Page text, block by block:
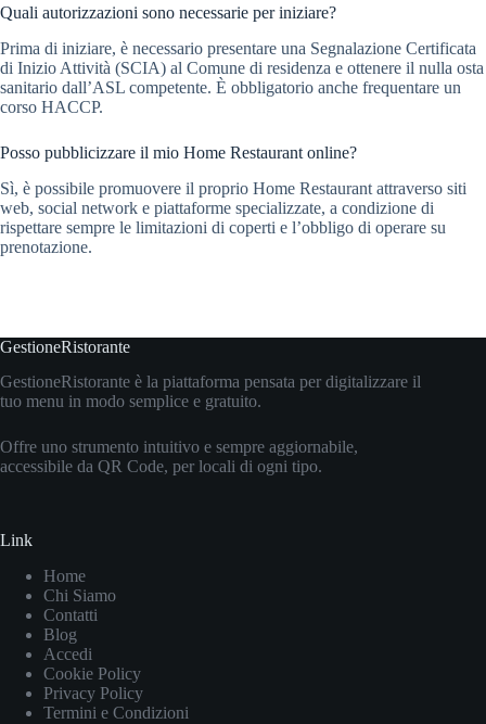
Quali autorizzazioni sono necessarie per iniziare?
Prima di iniziare, è necessario presentare una Segnalazione Certificata
di Inizio Attività (SCIA) al Comune di residenza e ottenere il nulla osta
sanitario dall’ASL competente. È obbligatorio anche frequentare un
corso HACCP.
Posso pubblicizzare il mio Home Restaurant online?
Sì, è possibile promuovere il proprio Home Restaurant attraverso siti
web, social network e piattaforme specializzate, a condizione di
rispettare sempre le limitazioni di coperti e l’obbligo di operare su
prenotazione.
GestioneRistorante
GestioneRistorante è la piattaforma pensata per digitalizzare il
tuo menu in modo semplice e gratuito.
Offre uno strumento intuitivo e sempre aggiornabile,
accessibile da QR Code, per locali di ogni tipo.
Link
Home
Chi Siamo
Contatti
Blog
Accedi
Cookie Policy
Privacy Policy
Termini e Condizioni